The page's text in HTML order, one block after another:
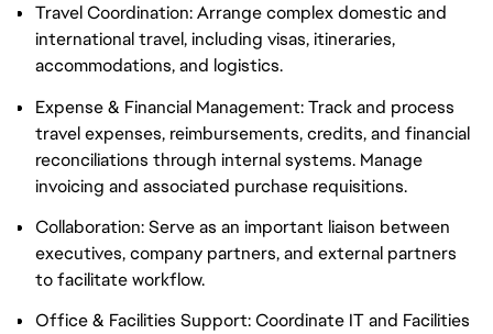
Travel Coordination: Arrange complex domestic and
international travel, including visas, itineraries,
accommodations, and logistics.
Expense & Financial Management: Track and process
travel expenses, reimbursements, credits, and financial
reconciliations through internal systems. Manage
invoicing and associated purchase requisitions.
Collaboration: Serve as an important liaison between
executives, company partners, and external partners
to facilitate workflow.
Office & Facilities Support: Coordinate IT and Facilities